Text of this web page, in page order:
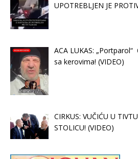
UPOTREBLJEN JE
ACA LUKAS:
sa kerovima! (VIDEO)
CIRKUS: VUČIĆU U
STOLICU! (VIDEO)